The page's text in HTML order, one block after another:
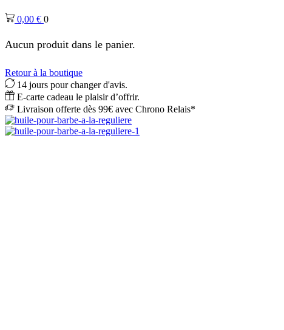
0,00 € 0
Aucun produit dans le panier.
Retour à la boutique
14 jours pour changer d'avis.
E-carte cadeau le plaisir d’offrir.
Livraison offerte dès 99€ avec Chrono Relais*